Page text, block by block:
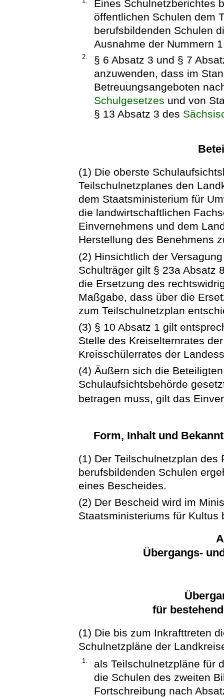
Eines Schulnetzberichtes
öffentlichen Schulen dem
berufsbildenden Schulen
Ausnahme der Nummern
2.
§ 6 Absatz 3 und § 7
anzuwenden, dass im
Betreuungsangeboten
Schulgesetzes und von
§ 13 Absatz 3 des
(1) Die oberste
Teilschulnetzplanes den
dem Staatsministerium für
die landwirtschaftlichen
Einvernehmens und dem
Herstellung des Benehmens
(2) Hinsichtlich der
Schulträger gilt § 23a Absatz
die Ersetzung des
Maßgabe, dass über die
zum Teilschulnetzplan
(3) § 10 Absatz 1 gilt
Stelle des Kreiselternrates
Kreisschülerrates der
(4) Äußern sich die
Schulaufsichtsbehörde
betragen muss, gilt das
Form, Inhalt und
(1) Der Teilschulnetzplan des
berufsbildenden Schulen
eines Bescheides.
(2) Der Bescheid wird im
Staatsministeriums für Kultus
Übergangs-
für
(1) Die bis zum Inkrafttreten
Schulnetzpläne der
1.
als Teilschulnetzpläne für
die Schulen des zweiten
Fortschreibung nach